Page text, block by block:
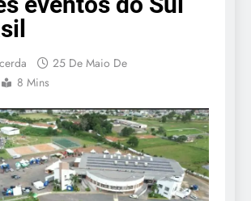
25 De Maio De
8 Mins